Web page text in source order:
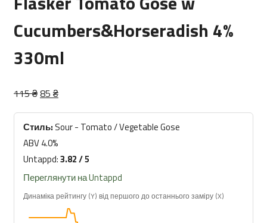
Cucumbers&Horseradish 4%
330ml
115₴Оригінальна
115 ₴.
85 ₴Поточна
85 ₴.
Стиль: Sour - Tomato / Vegetable Gose
ABV 4.0%
Untappd:3.82 / 5
Переглянути на Untappd
Динаміка рейтингу (Y) від першого до останнього заміру (X)